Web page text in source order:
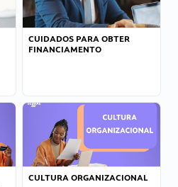
CUIDADOS PARA OBTER
FINANCIAMENTO
CULTURA ORGANIZACIONAL